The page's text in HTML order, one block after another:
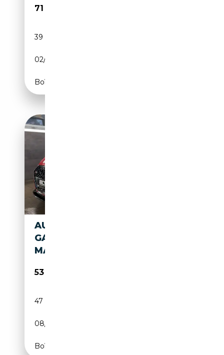
71 990€
39 250 km
02/2024
Boîte automatique
AUDI RS5 RS 5 DYNAMIK 5 J.
GARANTIE PANO B&O
MASSAGE ACC
53 877€
47 552 km
08/2019
Boîte automatique